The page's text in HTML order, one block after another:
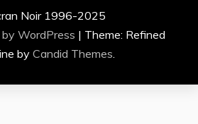
Noir 1996-2025
WordPress | Theme: Refined
by Candid Themes.